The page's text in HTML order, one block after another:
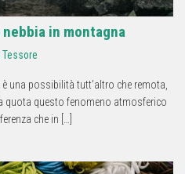
in montagna
Tessore
una possibilità tutt’altro che remota,
quota questo fenomeno atmosferico
che in […]